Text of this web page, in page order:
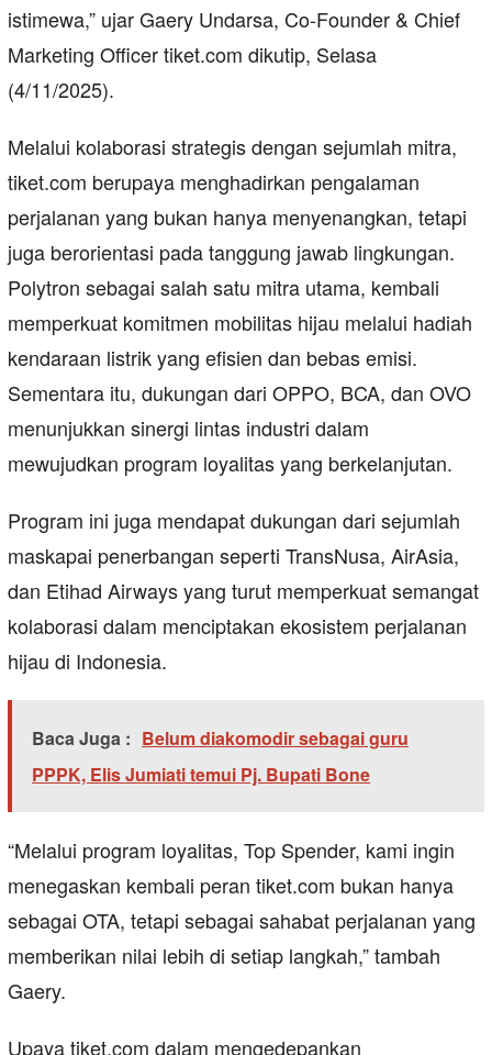
istimewa,” ujar Gaery Undarsa, Co-Founder & Chief
Marketing Officer tiket.com dikutip, Selasa
(4/11/2025).
Melalui kolaborasi strategis dengan sejumlah mitra,
tiket.com berupaya menghadirkan pengalaman
perjalanan yang bukan hanya menyenangkan, tetapi
juga berorientasi pada tanggung jawab lingkungan.
Polytron sebagai salah satu mitra utama, kembali
memperkuat komitmen mobilitas hijau melalui hadiah
kendaraan listrik yang efisien dan bebas emisi.
Sementara itu, dukungan dari OPPO, BCA, dan OVO
menunjukkan sinergi lintas industri dalam
mewujudkan program loyalitas yang berkelanjutan.
Program ini juga mendapat dukungan dari sejumlah
maskapai penerbangan seperti TransNusa, AirAsia,
dan Etihad Airways yang turut memperkuat semangat
kolaborasi dalam menciptakan ekosistem perjalanan
hijau di Indonesia.
Baca Juga : Belum diakomodir sebagai guru
PPPK, Elis Jumiati temui Pj. Bupati Bone
“Melalui program loyalitas, Top Spender, kami ingin
menegaskan kembali peran tiket.com bukan hanya
sebagai OTA, tetapi sebagai sahabat perjalanan yang
memberikan nilai lebih di setiap langkah,” tambah
Gaery.
Upaya tiket.com dalam mengedepankan